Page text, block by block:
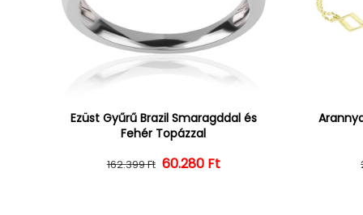
Ezüst Gyűrű Brazil Smaragddal és
Fehér Topázzal
Normál ár
162.399 Ft Kedvezményes ár
60.280 Ft